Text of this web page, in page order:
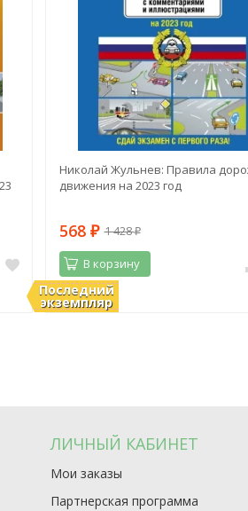
Последний
экземпляр
Николай Жульнев: Правила
движения на 2023 год
568 ₽ 1 428₽
В корзину
В наличии
ЛИЧНЫЙ КАБИНЕТ
Мои заказы
Партнерская программа